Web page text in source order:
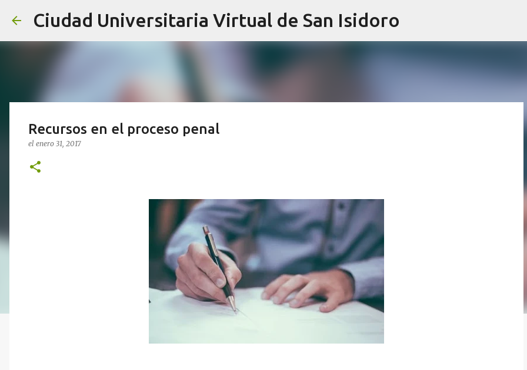
Ir al contenido principal
Ciudad Universitaria Virtual de San Isidoro
Recursos en el proceso penal
el enero 31, 2017